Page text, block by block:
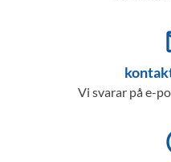
Vi svarar på e-